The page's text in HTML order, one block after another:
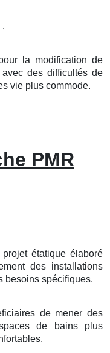
.
la modification de
des difficultés de
vie plus commode.
PMR
étatique élaboré
des installations
besoins spécifiques.
de mener des
de bains plus